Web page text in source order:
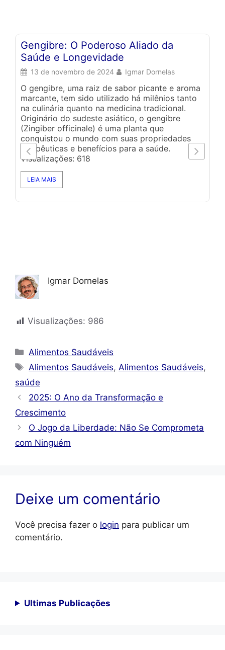
Gengibre: O Poderoso Aliado da
Saúde e Longevidade
13 de novembro de 2024 Igmar Dornelas
O gengibre, uma raiz de sabor picante e aroma
marcante, tem sido utilizado há milênios tanto
na culinária quanto na medicina tradicional.
Originário do sudeste asiático, o gengibre
(Zingiber officinale) é uma planta que
conquistou o mundo com suas propriedades
terapêuticas e benefícios para a saúde.
Visualizações: 618
LEIA MAIS
Igmar Dornelas
Visualizações: 986
Categorias
Alimentos Saudáveis
Tags
Alimentos Saudáveis,Alimentos Saudáveis,
saúde
2025: O Ano da Transformação e
Crescimento
O Jogo da Liberdade: Não Se Comprometa
com Ninguém
Deixe um comentário
Você precisa fazer o login para publicar um
comentário.
Ultimas Publicações